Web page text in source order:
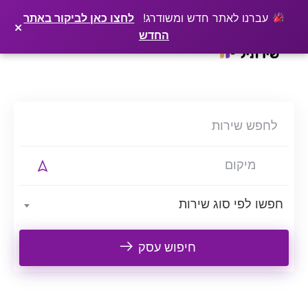
עברנו לאתר חדש ומשודרג!
לחצו כאן לביקור באתר
החדש
×
רוצים שלקוחות ימצאו אתכם בגוגל? שירתיל מפרסמת כתבה מקצועית עליכם פרסמו כתבה ←
to
חפשו לפי סוג שירות
חיפוש עסק